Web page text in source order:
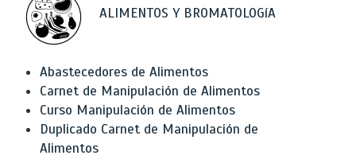
ALIMENTOS Y BROMATOLOGíA
Abastecedores de Alimentos
Carnet de Manipulación de Alimentos
Curso Manipulación de Alimentos
Duplicado Carnet de Manipulación de
Alimentos